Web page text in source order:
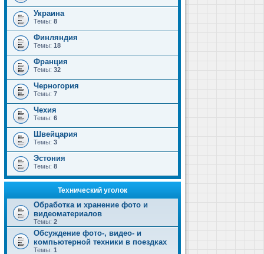
Украина
Темы: 8
Финляндия
Темы: 18
Франция
Темы: 32
Черногория
Темы: 7
Чехия
Темы: 6
Швейцария
Темы: 3
Эстония
Темы: 8
Технический уголок
Обработка и хранение фото и
видеоматериалов
Темы: 2
Обсуждение фото-, видео- и
компьютерной техники в поездках
Темы: 1